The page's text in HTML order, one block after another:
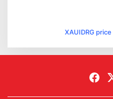
XAUIDRG price